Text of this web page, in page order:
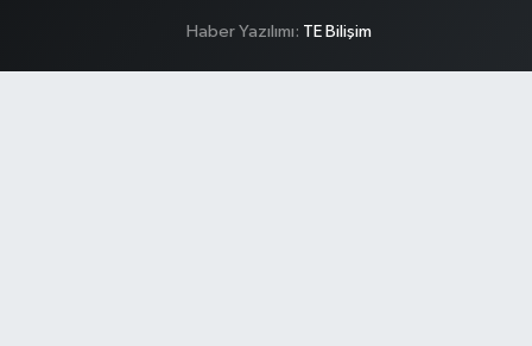
Haber Yazılımı: TE Bilişim